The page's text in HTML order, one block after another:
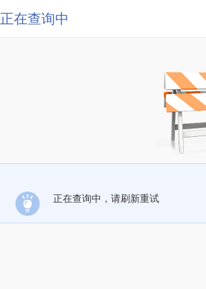
正在查询中
正在查询中，请刷新重试